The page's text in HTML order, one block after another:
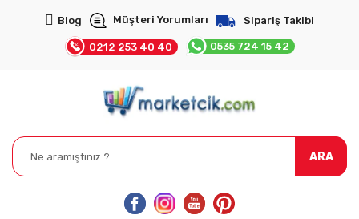
Blog Müşteri Yorumları Sipariş Takibi
0212 253 40 40 0535 724 15 42
ARA